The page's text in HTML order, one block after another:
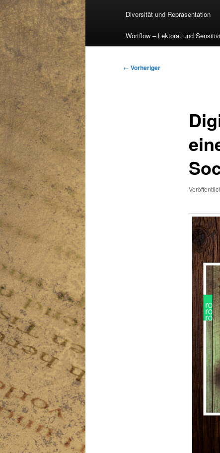
Diversität und Repräsentation
Wortflow – Lektorat und
Beitragsnavigation
← Vorheriger